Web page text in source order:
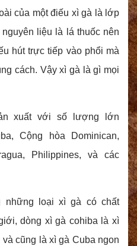
của một điếu xì gà là lớp
liệu là lá thuốc nên
hút trực tiếp vào phổi mà
cách. Vậy xì gà là gì mọi
xuất với số lượng lớn
Cộng hòa Dominican,
Philippines, và các
những loại xì gà có chất
dòng xì gà cohiba là xì
cũng là xì gà Cuba ngon